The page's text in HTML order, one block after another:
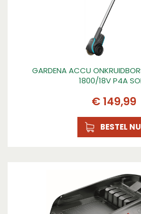
GARDENA ACCU
1800/18V P4A
€ 149,99
BESTEL NU